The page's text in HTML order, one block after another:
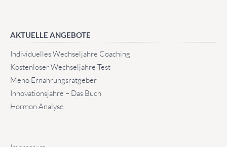
AKTUELLE ANGEBOTE
Individuelles Wechseljahre Coaching
Kostenloser Wechseljahre Test
Meno Ernährungsratgeber
Innovationsjahre – Das Buch
Hormon Analyse